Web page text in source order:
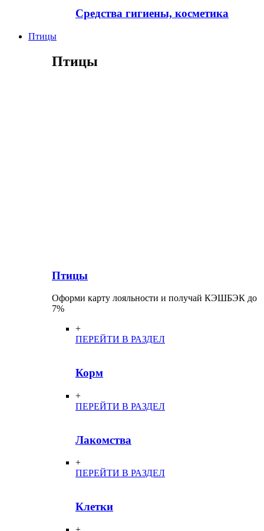
Средства гигиены, косметика
Птицы
Птицы
Птицы
Оформи карту лояльности и получай КЭШБЭК до
7%
+
ПЕРЕЙТИ В РАЗДЕЛ
Корм
+
ПЕРЕЙТИ В РАЗДЕЛ
Лакомства
+
ПЕРЕЙТИ В РАЗДЕЛ
Клетки